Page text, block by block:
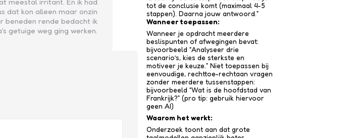
dat kon alleen maar onzin
beneden rende bedacht ik
getuige weg ging werken.
tot de conclusie komt (maximaal 4-5
stappen). Daarna jouw antwoord.”
Wanneer toepassen:
Wanneer je opdracht meerdere
beslispunten of afwegingen bevat:
bijvoorbeeld “Analyseer drie
scenario’s, kies de sterkste en
motiveer je keuze.” Niet toepassen bij
eenvoudige, rechttoe-recht­aan vragen
zonder meerdere tussen­stappen:
bijvoorbeeld “Wat is de hoofdstad van
Frankrijk?” (pro tip: gebruik hiervoor
geen AI)
Waarom het werkt:
Onderzoek toont aan dat grote